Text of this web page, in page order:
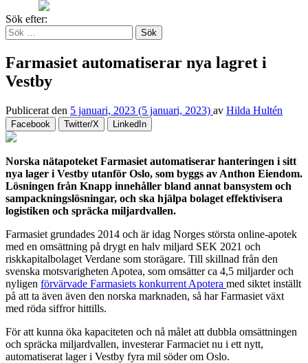
Sök efter:
Farmasiet automatiserar nya lagret i
Vestby
Publicerat den 5 januari, 2023 (5 januari, 2023) av Hilda Hultén
Facebook Twitter/X LinkedIn
Norska nätapoteket Farmasiet automatiserar hanteringen i sitt
nya lager i Vestby utanför Oslo, som byggs av Anthon Eiendom.
Lösningen från Knapp innehåller bland annat bansystem och
sampackningslösningar, och ska hjälpa bolaget effektivisera
logistiken och spräcka miljardvallen.
Farmasiet grundades 2014 och är idag Norges största online-apotek
med en omsättning på drygt en halv miljard SEK 2021 och
riskkapitalbolaget Verdane som storägare. Till skillnad från den
svenska motsvarigheten Apotea, som omsätter ca 4,5 miljarder och
nyligen förvärvade Farmasiets konkurrent Apotera med siktet inställt
på att ta även även den norska marknaden, så har Farmasiet växt
med röda siffror hittills.
För att kunna öka kapaciteten och nå målet att dubbla omsättningen
och spräcka miljardvallen, investerar Farmaciet nu i ett nytt,
automatiserat lager i Vestby fyra mil söder om Oslo.